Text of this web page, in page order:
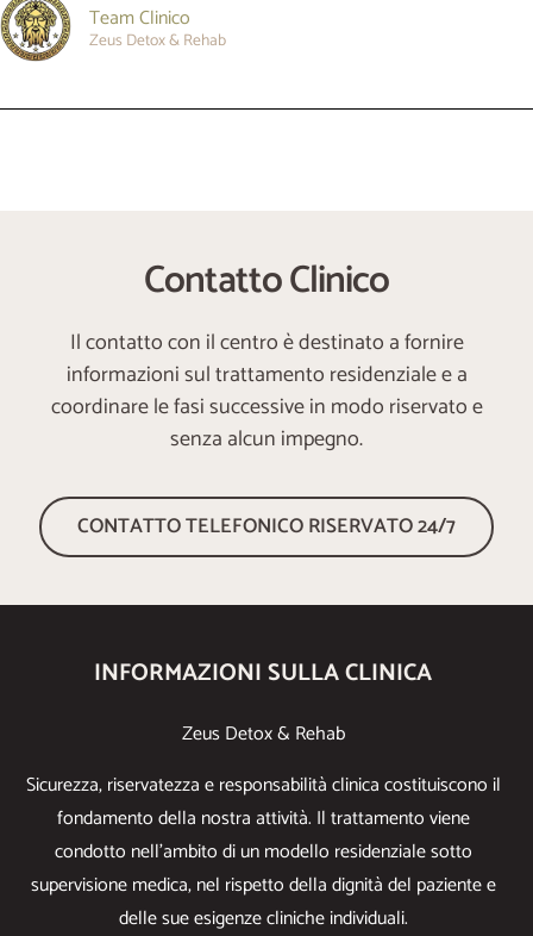
Team Clinico
Zeus Detox & Rehab
Contatto Clinico
Il contatto con il centro è destinato a fornire
informazioni sul trattamento residenziale e a
coordinare le fasi successive in modo riservato e
senza alcun impegno.
CONTATTO TELEFONICO RISERVATO 24/7
INFORMAZIONI SULLA CLINICA
Zeus Detox & Rehab
Sicurezza, riservatezza e responsabilità clinica costituiscono il
fondamento della nostra attività. Il trattamento viene
condotto nell’ambito di un modello residenziale sotto
supervisione medica, nel rispetto della dignità del paziente e
delle sue esigenze cliniche individuali.